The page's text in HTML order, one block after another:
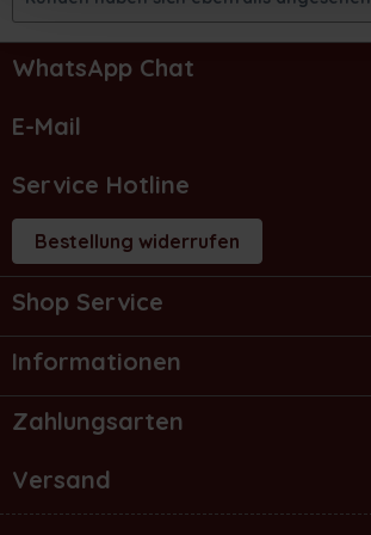
WhatsApp Chat
E-Mail
Service Hotline
Bestellung widerrufen
Shop Service
Informationen
Zahlungsarten
Versand